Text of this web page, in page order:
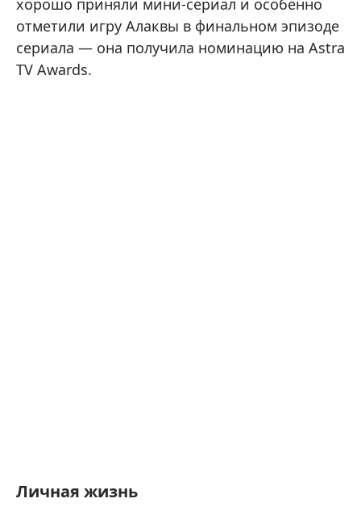
хорошо приняли мини-сериал и особенно
отметили игру Алаквы в финальном эпизоде
сериала — она получила номинацию на Astra
TV Awards.
Личная жизнь